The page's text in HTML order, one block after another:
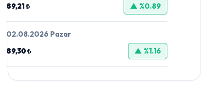
89,21 ₺
▲ %0.89
02.08.2026 Pazar
89,30 ₺
▲ %1.16